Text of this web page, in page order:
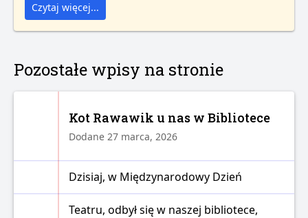
Czytaj więcej...
Pozostałe wpisy na stronie
Kot Rawawik u nas w Bibliotece
Dodane 27 marca, 2026
Dzisiaj, w Międzynarodowy Dzień
Teatru, odbył się w naszej bibliotece,